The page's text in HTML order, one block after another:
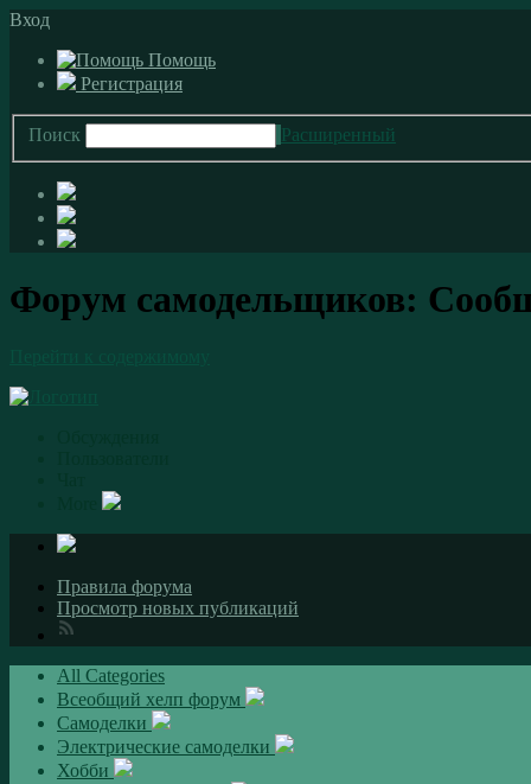
Вход
Помощь
Регистрация
Поиск Расширенный
Форум самодельщиков:
Правила форума
Просмотр новых публикаций
All Categories
Всеобщий хелп форум
Самоделки
Электрические самоделки
Хобби